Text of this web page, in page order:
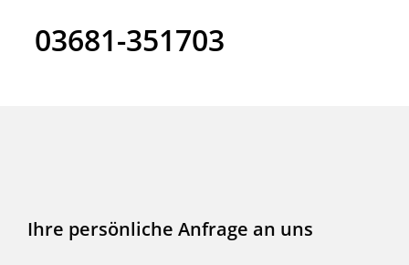
03681-351703
Ihre persönliche Anfrage an uns